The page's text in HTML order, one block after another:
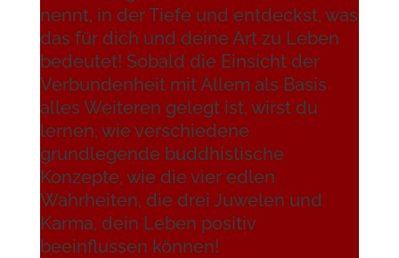
nennt, in der Tiefe und entdeckst, was
das für dich und deine Art zu Leben
bedeutet! Sobald die Einsicht der
Verbundenheit mit Allem als Basis
alles Weiteren gelegt ist, wirst du
lernen, wie verschiedene
grundlegende buddhistische
Konzepte, wie die vier edlen
Wahrheiten, die drei Juwelen und
Karma, dein Leben positiv
beeinflussen können!